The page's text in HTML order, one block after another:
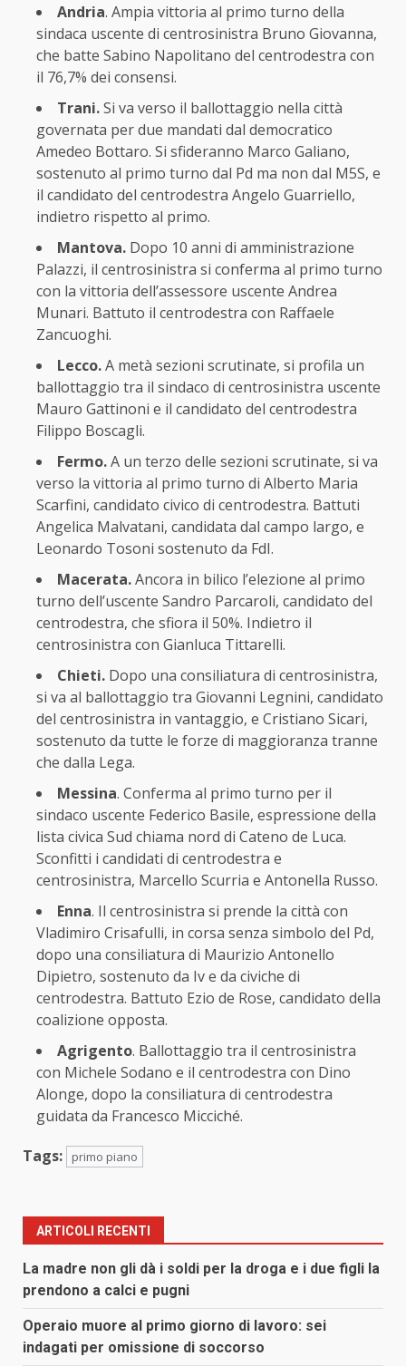
Andria. Ampia vittoria al primo turno della
sindaca uscente di centrosinistra Bruno Giovanna,
che batte Sabino Napolitano del centrodestra con
il 76,7% dei consensi.
Trani.Si va verso il ballottaggio nella città
governata per due mandati dal democratico
Amedeo Bottaro. Si sfideranno Marco Galiano,
sostenuto al primo turno dal Pd ma non dal M5S, e
il candidato del centrodestra Angelo Guarriello,
indietro rispetto al primo.
Mantova. Dopo 10 anni di amministrazione
Palazzi, il centrosinistra si conferma al primo turno
con la vittoria dell’assessore uscente Andrea
Munari. Battuto il centrodestra con Raffaele
Zancuoghi.
Lecco.A metà sezioni scrutinate, si profila un
ballottaggio tra il sindaco di centrosinistra uscente
Mauro Gattinoni e il candidato del centrodestra
Filippo Boscagli.
Fermo.A un terzo delle sezioni scrutinate, si va
verso la vittoria al primo turno di Alberto Maria
Scarfini, candidato civico di centrodestra. Battuti
Angelica Malvatani, candidata dal campo largo, e
Leonardo Tosoni sostenuto da FdI.
Macerata.Ancora in bilico l’elezione al primo
turno dell’uscente Sandro Parcaroli, candidato del
centrodestra, che sfiora il 50%. Indietro il
centrosinistra con Gianluca Tittarelli.
Chieti. Dopo una consiliatura di centrosinistra,
si va al ballottaggio tra Giovanni Legnini, candidato
del centrosinistra in vantaggio, e Cristiano Sicari,
sostenuto da tutte le forze di maggioranza tranne
che dalla Lega.
Messina. Conferma al primo turno per il
sindaco uscente Federico Basile, espressione della
lista civica Sud chiama nord di Cateno de Luca.
Sconfitti i candidati di centrodestra e
centrosinistra, Marcello Scurria e Antonella Russo.
Enna. Il centrosinistra si prende la città con
Vladimiro Crisafulli, in corsa senza simbolo del Pd,
dopo una consiliatura di Maurizio Antonello
Dipietro, sostenuto da Iv e da civiche di
centrodestra. Battuto Ezio de Rose, candidato della
coalizione opposta.
Agrigento. Ballottaggio tra il centrosinistra
con Michele Sodano e il centrodestra con Dino
Alonge, dopo la consiliatura di centrodestra
guidata da Francesco Micciché.
Tags:
primo piano
ARTICOLI RECENTI
La madre non gli dà i soldi per la droga e i due figli la
prendono a calci e pugni
Operaio muore al primo giorno di lavoro: sei
indagati per omissione di soccorso